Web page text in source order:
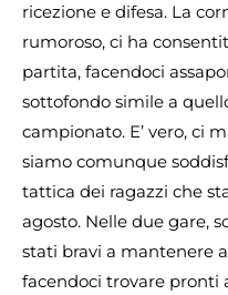
ricezione e difesa. La
rumoroso, ci ha
partita, facendoci
sottofondo simile a
campionato. E’ vero, ci
siamo comunque
tattica dei ragazzi che
agosto. Nelle due gare,
stati bravi a mantenere
facendoci trovare pronti